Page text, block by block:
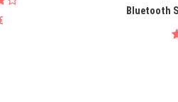
Bluetooth